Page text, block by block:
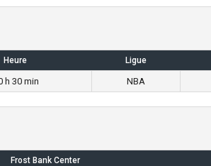
Heure Ligue
h 30 min NBA
Frost Bank Center